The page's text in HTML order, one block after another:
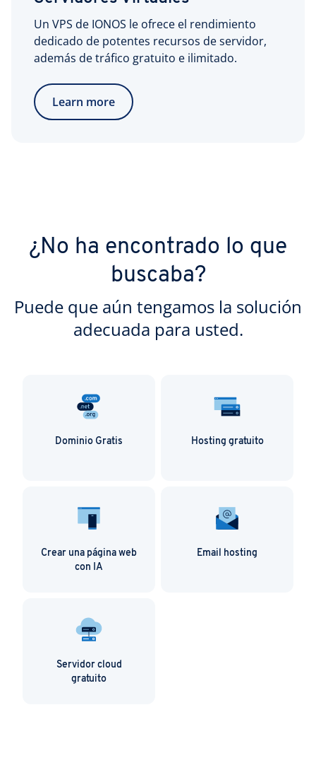
Un VPS de IONOS le ofrece el rendimiento
dedicado de potentes recursos de servidor,
además de tráfico gratuito e ilimitado.
Learn more
¿No ha encontrado lo que
buscaba?
Puede que aún tengamos la solución
adecuada para usted.
Dominio Gratis Hosting gratuito
Crear una página web
con IA
Email hosting
Servidor cloud
gratuito